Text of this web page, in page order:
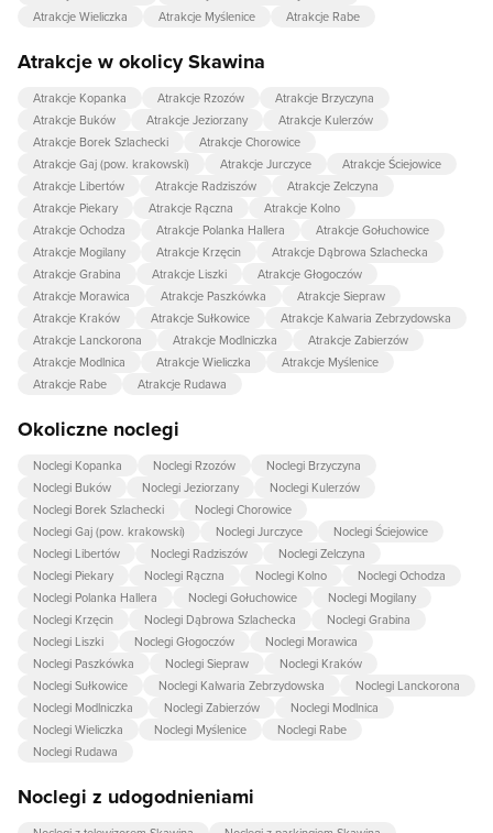
Atrakcje Wieliczka
Atrakcje Myślenice Atrakcje Rabe
Atrakcje w okolicy Skawina
Atrakcje Kopanka Atrakcje Rzozów
Atrakcje Brzyczyna
Atrakcje Buków
Atrakcje Jeziorzany
Atrakcje Kulerzów
Atrakcje Borek Szlachecki
Atrakcje Chorowice
Atrakcje Gaj (pow. krakowski)
Atrakcje Jurczyce
Atrakcje Ściejowice
Atrakcje Libertów
Atrakcje Radziszów
Atrakcje Zelczyna
Atrakcje Piekary
Atrakcje Rączna
Atrakcje Kolno
Atrakcje Ochodza
Atrakcje Polanka Hallera
Atrakcje Gołuchowice
Atrakcje Mogilany
Atrakcje Krzęcin
Atrakcje Dąbrowa Szlachecka
Atrakcje Grabina
Atrakcje Liszki
Atrakcje Głogoczów
Atrakcje Morawica
Atrakcje Paszkówka
Atrakcje Siepraw
Atrakcje Kraków
Atrakcje Sułkowice
Atrakcje Kalwaria Zebrzydowska
Atrakcje Lanckorona
Atrakcje Modlniczka
Atrakcje Zabierzów
Atrakcje Modlnica
Atrakcje Wieliczka
Atrakcje Myślenice
Atrakcje Rabe
Atrakcje Rudawa
Okoliczne noclegi
Noclegi Kopanka Noclegi Rzozów
Noclegi Brzyczyna
Noclegi Buków
Noclegi Jeziorzany
Noclegi Kulerzów
Noclegi Borek Szlachecki
Noclegi Chorowice
Noclegi Gaj (pow. krakowski)
Noclegi Jurczyce
Noclegi Ściejowice
Noclegi Libertów
Noclegi Radziszów
Noclegi Zelczyna
Noclegi Piekary
Noclegi Rączna Noclegi Kolno
Noclegi Ochodza
Noclegi Polanka Hallera
Noclegi Gołuchowice
Noclegi Mogilany
Noclegi Krzęcin
Noclegi Dąbrowa Szlachecka
Noclegi Grabina
Noclegi Liszki
Noclegi Głogoczów
Noclegi Morawica
Noclegi Paszkówka
Noclegi Siepraw
Noclegi Kraków
Noclegi Sułkowice
Noclegi Kalwaria Zebrzydowska
Noclegi Lanckorona
Noclegi Modlniczka
Noclegi Zabierzów
Noclegi Modlnica
Noclegi Wieliczka
Noclegi Myślenice
Noclegi Rabe
Noclegi Rudawa
Noclegi z udogodnieniami